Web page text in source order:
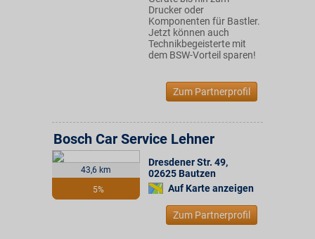
Drucker oder
Komponenten für Bastler.
Jetzt können auch
Technikbegeisterte mit
dem BSW-Vorteil sparen!
Zum Partnerprofil
43,6 km
5%
Bosch Car Service Lehner
Dresdener Str. 49,
02625 Bautzen
Auf Karte anzeigen
Zum Partnerprofil